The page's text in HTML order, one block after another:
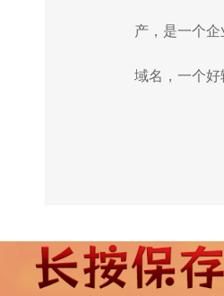
产，是一个
域名，一个好